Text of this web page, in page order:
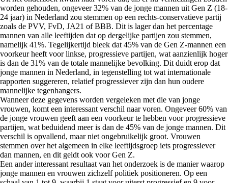
worden gehouden, ongeveer 32% van de jonge mannen uit Gen Z (18-
24 jaar) in Nederland zou stemmen op een rechts-conservatieve partij
zoals de PVV, FvD, JA21 of BBB. Dit is lager dan het percentage
mannen van alle leeftijden dat op dergelijke partijen zou stemmen,
namelijk 41%. Tegelijkertijd bleek dat 45% van de Gen Z-mannen een
voorkeur heeft voor linkse, progressieve partijen, wat aanzienlijk hoger
is dan de 31% van de totale mannelijke bevolking. Dit duidt erop dat
jonge mannen in Nederland, in tegenstelling tot wat internationale
rapporten suggereren, relatief progressiever zijn dan hun oudere
mannelijke tegenhangers.
Wanneer deze gegevens worden vergeleken met die van jonge
vrouwen, komt een interessant verschil naar voren. Ongeveer 60% van
de jonge vrouwen geeft aan een voorkeur te hebben voor progressieve
partijen, wat beduidend meer is dan de 45% van de jonge mannen. Dit
verschil is opvallend, maar niet ongebruikelijk groot. Vrouwen
stemmen over het algemeen in elke leeftijdsgroep iets progressiever
dan mannen, en dit geldt ook voor Gen Z.
Een ander interessant resultaat van het onderzoek is de manier waarop
jonge mannen en vrouwen zichzelf politiek positioneren. Op een